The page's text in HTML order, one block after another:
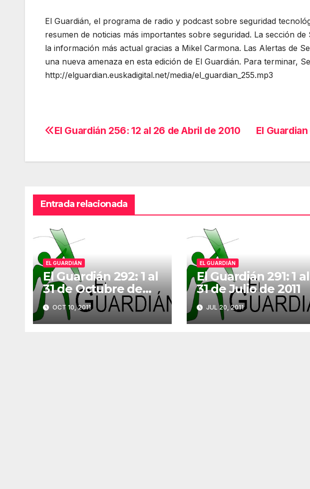
El Guardián, el programa de radio y podcast sobre seguridad
resumen de noticias más importantes sobre seguridad. La sección
la información más actual gracias a Mikel Carmona. Las Alertas de
una nueva amenaza en esta edición de El Guardián. Para terminar,
http://elguardian.euskadigital.net/media/el_guardian_255.mp3
Navegación
El
El Guardián 256: 12 al 26 de Abril de 2010
Entrada relacionada
EL GUARDIÁN
El Guardián 292: 1 al
31 de Octubre de
2011
OCT 10, 2011
EL GUARDIÁN
El Guardián 291: 1 al
31 de Julio de 2011
JUL 20, 2011